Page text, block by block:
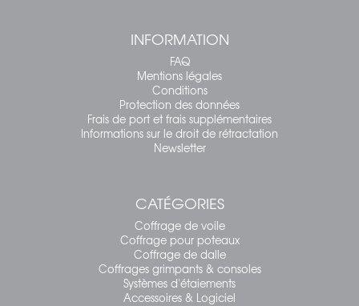
INFORMATION
FAQ
Mentions légales
Conditions
Protection des données
Frais de port et frais supplémentaires
Informations sur le droit de rétractation
Newsletter
CATÉGORIES
Coffrage de voile
Coffrage pour poteaux
Coffrage de dalle
Coffrages grimpants & consoles
Systèmes d'étaiements
Accessoires & Logiciel